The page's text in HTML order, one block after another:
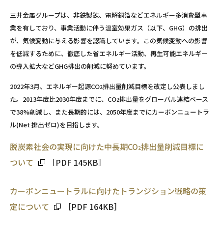
三井金属グループは、非鉄製錬、電解銅箔などエネルギー多消費型事
業を有しており、事業活動に伴う温室効果ガス（以下、GHG）の排出
が、気候変動に与える影響を認識しています。この気候変動への影響
を低減するために、徹底した省エネルギー活動、再生可能エネルギー
の導入拡大などGHG排出の削減に努めています。
2022年3月、エネルギー起源CO2排出量削減目標を改定し公表しまし
た。2013年度比2030年度までに、CO2排出量をグローバル連結ベース
で38%削減し、また長期的には、2050年度までにカーボンニュートラ
ル(Net 排出ゼロ)を目指します。
脱炭素社会の実現に向けた中長期CO2排出量削減目標に
ついて
［PDF 145KB］
カーボンニュートラルに向けたトランジション戦略の策
定について
［PDF 164KB］